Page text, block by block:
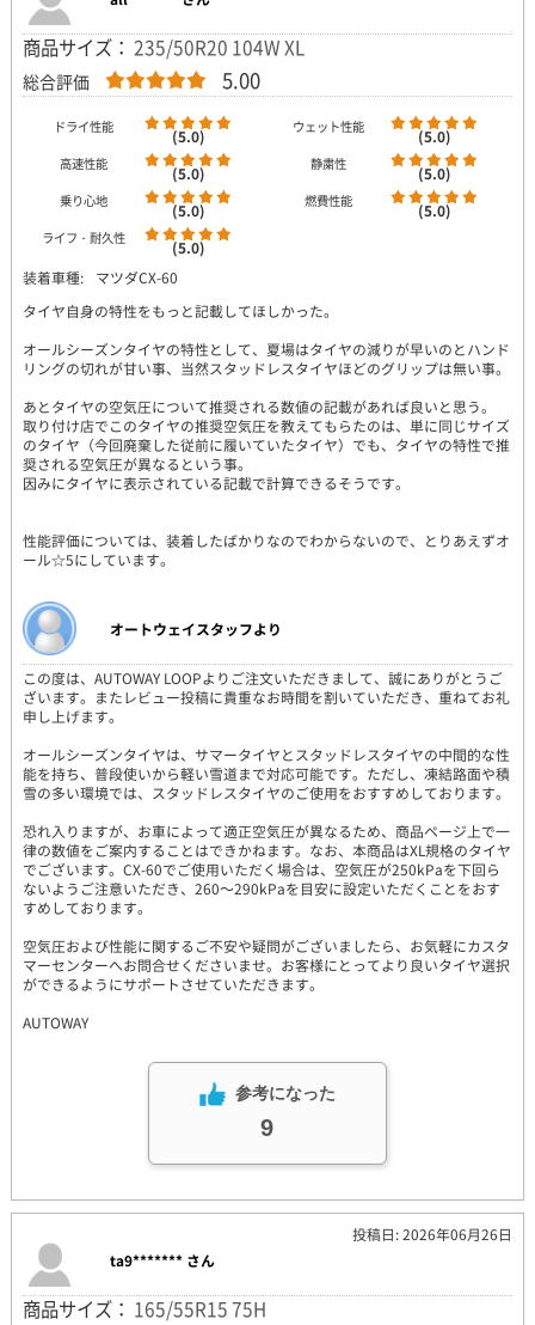
商品サイズ： 235/50R20 104W XL
総合評価 5.00
ドライ性能 (5.0) ウェット性能 (5.0)
高速性能 (5.0) 静粛性 (5.0)
乗り心地 (5.0) 燃費性能 (5.0)
ライフ・耐久性
(5.0)
装着車種:
マツダCX-60
タイヤ自身の特性をもっと記載してほしかった。
オールシーズンタイヤの特性として、夏場はタイヤの減りが早いのとハンド
リングの切れが甘い事、当然スタッドレスタイヤほどのグリップは無い事。
あとタイヤの空気圧について推奨される数値の記載があれば良いと思う。
取り付け店でこのタイヤの推奨空気圧を教えてもらたのは、単に同じサイズ
のタイヤ（今回廃棄した従前に履いていたタイヤ）でも、タイヤの特性で推
奨される空気圧が異なるという事。
因みにタイヤに表示されている記載で計算できるそうです。
性能評価については、装着したばかりなのでわからないので、とりあえずオ
ール☆5にしています。
オートウェイスタッフより
この度は、AUTOWAY LOOPよりご注文いただきまして、誠にありがとうご
ざいます。またレビュー投稿に貴重なお時間を割いていただき、重ねてお礼
申し上げます。
オールシーズンタイヤは、サマータイヤとスタッドレスタイヤの中間的な性
能を持ち、普段使いから軽い雪道まで対応可能です。ただし、凍結路面や積
雪の多い環境では、スタッドレスタイヤのご使用をおすすめしております。
恐れ入りますが、お車によって適正空気圧が異なるため、商品ページ上で一
律の数値をご案内することはできかねます。なお、本商品はXL規格のタイヤ
でございます。CX-60でご使用いただく場合は、空気圧が250kPaを下回ら
ないようご注意いただき、260～290kPaを目安に設定いただくことをおす
すめしております。
空気圧および性能に関するご不安や疑問がございましたら、お気軽にカスタ
マーセンターへお問合せくださいませ。お客様にとってより良いタイヤ選択
ができるようにサポートさせていただきます。
AUTOWAY
参考になった
9
投稿日: 2026年06月26日
ta9******* さん
商品サイズ： 165/55R15 75H